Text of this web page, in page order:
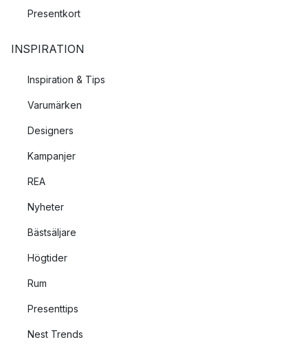
Presentkort
INSPIRATION
Inspiration & Tips
Varumärken
Designers
Kampanjer
REA
Nyheter
Bästsäljare
Högtider
Rum
Presenttips
Nest Trends